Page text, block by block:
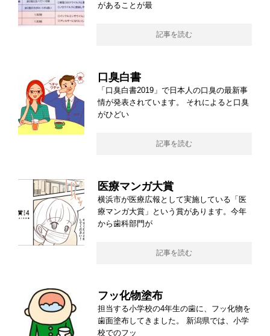
があることが最
記事を読む
口臭白書
「口臭白書2019」で日本人の口臭の最新事
情が発表されています。 それによると口臭
がひどい
記事を読む
医療マンガ大賞
横浜市が医療広報として実施している「医
療マンガ大賞」という賞があります。今年
から歯科部門が
記事を読む
フッ化物塗布
担当する小学校の4年生の歯に、フッ化物を
歯面塗布してきました。 新潟県では、小学
校でのフッ